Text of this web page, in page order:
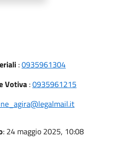
:0935961304
Votiva :0935961215
: 24 maggio 2025, 10:08